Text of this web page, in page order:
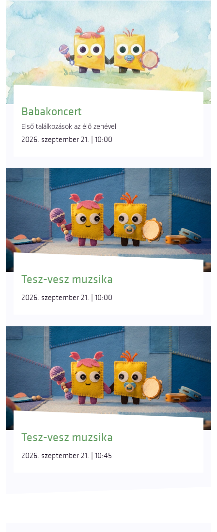
Babakoncert
Első találkozások az élő zenével
2026. szeptember 21. | 10:00
Tesz-vesz muzsika
2026. szeptember 21. | 10:00
Tesz-vesz muzsika
2026. szeptember 21. | 10:45